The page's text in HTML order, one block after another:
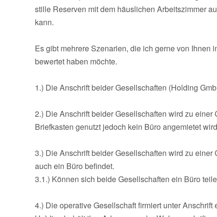
stille Reserven mit dem häuslichen Arbeitszimmer
kann.
Es gibt mehrere Szenarien, die ich gerne von
bewertet haben möchte.
1.) Die Anschrift beider Gesellschaften (Holding
2.) Die Anschrift beider Gesellschaften wird zu
Briefkasten genutzt jedoch kein Büro angemietet
3.) Die Anschrift beider Gesellschaften wird zu
auch ein Büro befindet.
3.1.) Können sich beide Gesellschaften ein Büro
4.) Die operative Gesellschaft firmiert unter